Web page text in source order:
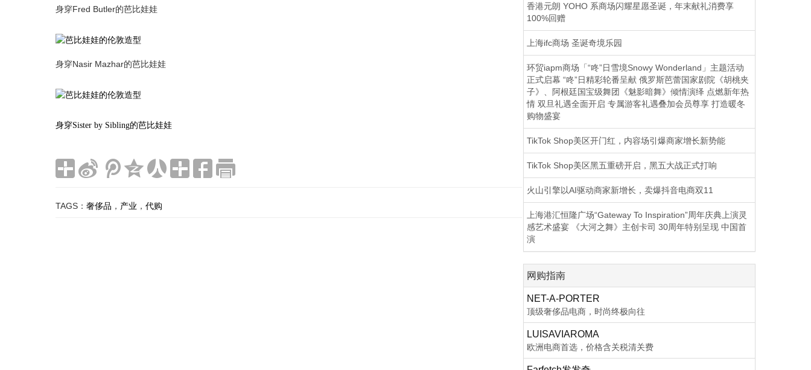
身穿Fred Butler的芭比娃娃
身穿Nasir Mazhar的芭比娃娃
身穿Sister by Sibling的芭比娃娃
TAGS： 奢侈品 ， 产业 ， 代购
香港元朗 YOHO 系商场闪耀星愿圣诞，年末献礼消费享
100%回赠
上海ifc商场 圣诞奇境乐园
环贸iapm商场「“咚”日雪境Snowy Wonderland」主题活动
正式启幕 “咚”日精彩轮番呈献 俄罗斯芭蕾国家剧院《胡桃夹
子》、阿根廷国宝级舞团《魅影暗舞》倾情演绎 点燃新年热
情 双旦礼遇全面开启 专属游客礼遇叠加会员尊享 打造暖冬
购物盛宴
TikTok Shop美区开门红，内容场引爆商家增长新势能
TikTok Shop美区黑五重磅开启，黑五大战正式打响
火山引擎以AI驱动商家新增长，卖爆抖音电商双11
上海港汇恒隆广场“Gateway To Inspiration”周年庆典上演灵
感艺术盛宴 《大河之舞》主创卡司 30周年特别呈现 中国首
演
网购指南
NET-A-PORTER
顶级奢侈品电商，时尚终极向往
LUISAVIAROMA
欧洲电商首选，价格含关税清关费